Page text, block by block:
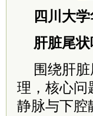
四川大
肝脏尾
围绕肝
理，核心问
静脉与下腔